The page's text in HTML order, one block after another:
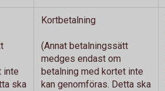
inte
ska
Kortbetalning
(Annat betalningssätt
medges endast om
betalning med kortet inte
kan genomföras. Detta ska